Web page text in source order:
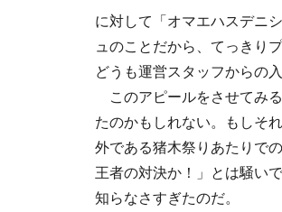
に対して「オマエハスデニ
ュのことだから、てっきり
どうも運営スタッフからの
このアピールをさせてみ
たのかもしれない。もしそ
外である猪木祭りあたりで
王者の対決か！」とは騒い
知らなさすぎたのだ。